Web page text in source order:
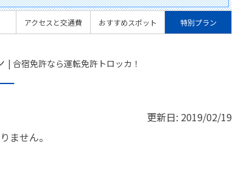
アクセスと交通費 おすすめスポット 特別プラン
| 合宿免許なら運転免許トロッカ！
更新日: 2019/02/19
ません。